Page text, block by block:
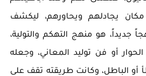
يجادلهم ويحاورهم، ليكشف
جديداً، هو منهج التهكم والتولية،
أو فن توليد المعاني، وجعله
الباطل، وكانت طريقته تقف على